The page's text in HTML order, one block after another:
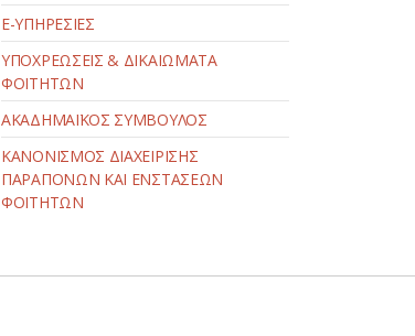
E-ΥΠΗΡΕΣΙΕΣ
ΥΠΟΧΡΕΩΣΕΙΣ & ΔΙΚΑΙΩΜΑΤΑ
ΦΟΙΤΗΤΩΝ
ΑΚΑΔΗΜΑΪΚΟΣ ΣΥΜΒΟΥΛΟΣ
ΚΑΝΟΝΙΣΜΟΣ ΔΙΑΧΕΙΡΙΣΗΣ
ΠΑΡΑΠΟΝΩΝ ΚΑΙ ΕΝΣΤΑΣΕΩΝ
ΦΟΙΤΗΤΩΝ